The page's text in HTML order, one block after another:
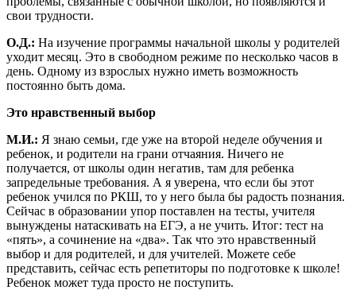
свои трудности.
О.Д.: На изучение программы начальной школы у родителей
уходит месяц. Это в свободном режиме по несколько часов в
день. Одному из взрослых нужно иметь возможность
постоянно быть дома.
Это нравственный выбор
М.И.: Я знаю семьи, где уже на второй неделе обучения и
ребенок, и родители на грани отчаяния. Ничего не
получается, от школы один негатив, там для ребенка
запредельные требования. А я уверена, что если бы этот
ребенок учился по РКШ, то у него была бы радость познания.
Сейчас в образовании упор поставлен на тесты, учителя
вынуждены натаскивать на ЕГЭ, а не учить. Итог: тест на
«пять», а сочинение на «два». Так что это нравственный
выбор и для родителей, и для учителей. Можете себе
представить, сейчас есть репетиторы по подготовке к школе!
Ребенок может туда просто не поступить.